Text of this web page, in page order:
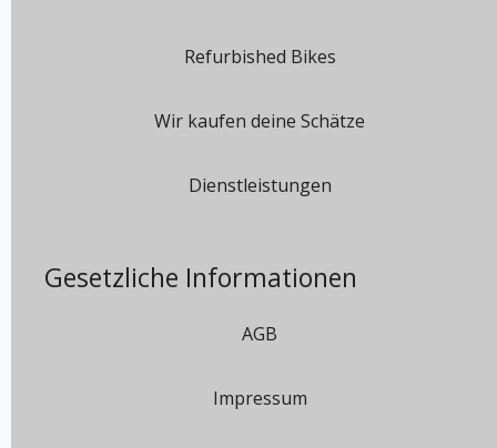
Refurbished Bikes
Wir kaufen deine Schätze
Dienstleistungen
Gesetzliche Informationen
AGB
Impressum